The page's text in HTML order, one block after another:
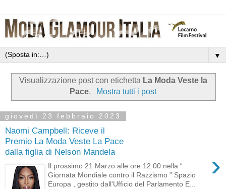
▼
Visualizzazione post con etichetta La Moda Veste la
Pace. Mostra tutti i post
giovedì 23 febbraio 2023
Naomi Campbell: Riceve il
Premio La Moda Veste La Pace
dalla figlia di Nelson Mandela
›
Il prossimo 21 Marzo alle ore 12:00 nella “
Giornata Mondiale contro il Razzismo ” Spazio
Europa , gestito dall'Ufficio del Parlamento E...